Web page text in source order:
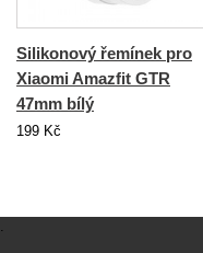
Silikonový řemínek pro
Xiaomi Amazfit GTR
47mm bílý
199 Kč
.